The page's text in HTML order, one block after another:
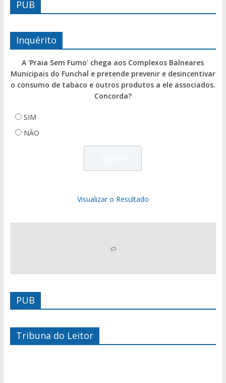
PUB
Inquérito
A 'Praia Sem Fumo' chega aos Complexos Balneares
Municipais do Funchal e pretende prevenir e desincentivar
o consumo de tabaco e outros produtos a ele associados.
Concorda?
SIM
NÃO
Visualizar o Resultado
PUB
Tribuna do Leitor